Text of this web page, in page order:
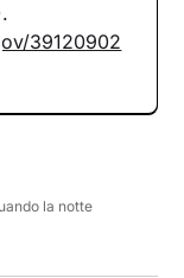
39120902
la notte